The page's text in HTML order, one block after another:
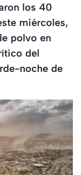
los 40
miércoles,
polvo en
del
noche de